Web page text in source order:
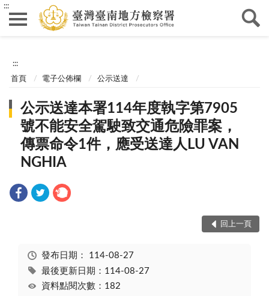
:::
:::
首頁 電子公佈欄 公示送達
公示送達本署114年度執字第7905
號不能安全駕駛致交通危險罪案，
傳票命令1件，應受送達人LU VAN
NGHIA
回上一頁
發布日期： 114-08-27
最後更新日期：114-08-27
資料點閱次數：182